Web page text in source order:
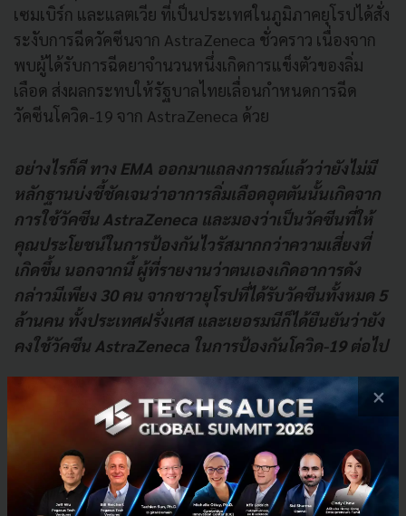
เซมเบิร์ก และแลตเวีย ที่เป็นประเทศในภูมิภาคยุโรปได้สั่ง
ระงับการฉีดวัคซีนจาก AstraZeneca ชั่วคราว เนื่องจาก
พบผู้ได้รับการฉีดยาจำนวนหนึ่งเกิดการแข็งตัวของลิ่ม
เลือด ส่งผลกระทบให้รัฐบาลไทยเลื่อนกำหนดการฉีด
วัคซีนโควิด-19 จาก AstraZeneca ด้วย
อย่างไรก็ดี ทาง EMA ออกมาแถลงการณ์แล้วว่ายังไม่มี
หลักฐานบ่งชี้ชัดเจนว่าอาการลิ่มเลือดอุตตันนั้นเกิดจาก
การใช้วัคซีน AstraZeneca และมองว่าเป็นวัคซีนที่ให้
คุณประโยชน์ในการป้องกันไวรัสมากกว่าความเสี่ยงที่
เกิดขึ้น นอกจากนี้ ผู้ที่รายงานว่าตนเองเกิดอาการดัง
กล่าวมีเพียง 30 คน จากชาวยุโรปที่ได้รับวัคซีนทั้งหมด 5
ล้านคน ทั้งประเทศฝรั่งเศส และเยอรมนีก็ได้ยืนยันว่ายัง
คงใช้วัคซีน AstraZeneca ในการป้องกันโควิด-19 ต่อไป
×